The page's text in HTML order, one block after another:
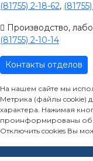
(81755) 2-18-62,
Производство,
(81755) 2-10-14
Контакты отделов
На нашем сайте мы
Метрика (файлы cookie)
характера. Нажимая
проинформированы об
Отключить cookies Вы